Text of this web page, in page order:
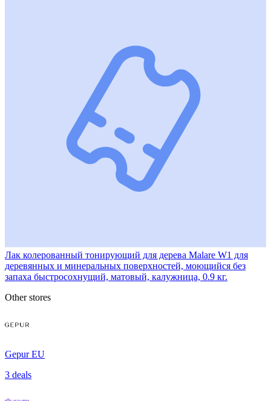
Лак колерованный тонирующий для дерева Malare W1 для
деревянных и минеральных поверхностей, моющийся без
запаха быстросохнущий, матовый, калужница, 0.9 кг.
Other stores
Gepur EU
3 deals